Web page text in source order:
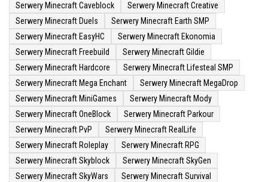
Serwery Minecraft Caveblock
Serwery Minecraft Creative
Serwery Minecraft Duels
Serwery Minecraft Earth SMP
Serwery Minecraft EasyHC
Serwery Minecraft Ekonomia
Serwery Minecraft Freebuild
Serwery Minecraft Gildie
Serwery Minecraft Hardcore
Serwery Minecraft Lifesteal SMP
Serwery Minecraft Mega Enchant
Serwery Minecraft MegaDrop
Serwery Minecraft MiniGames
Serwery Minecraft Mody
Serwery Minecraft OneBlock
Serwery Minecraft Parkour
Serwery Minecraft PvP
Serwery Minecraft RealLife
Serwery Minecraft Roleplay
Serwery Minecraft RPG
Serwery Minecraft Skyblock
Serwery Minecraft SkyGen
Serwery Minecraft SkyWars
Serwery Minecraft Survival